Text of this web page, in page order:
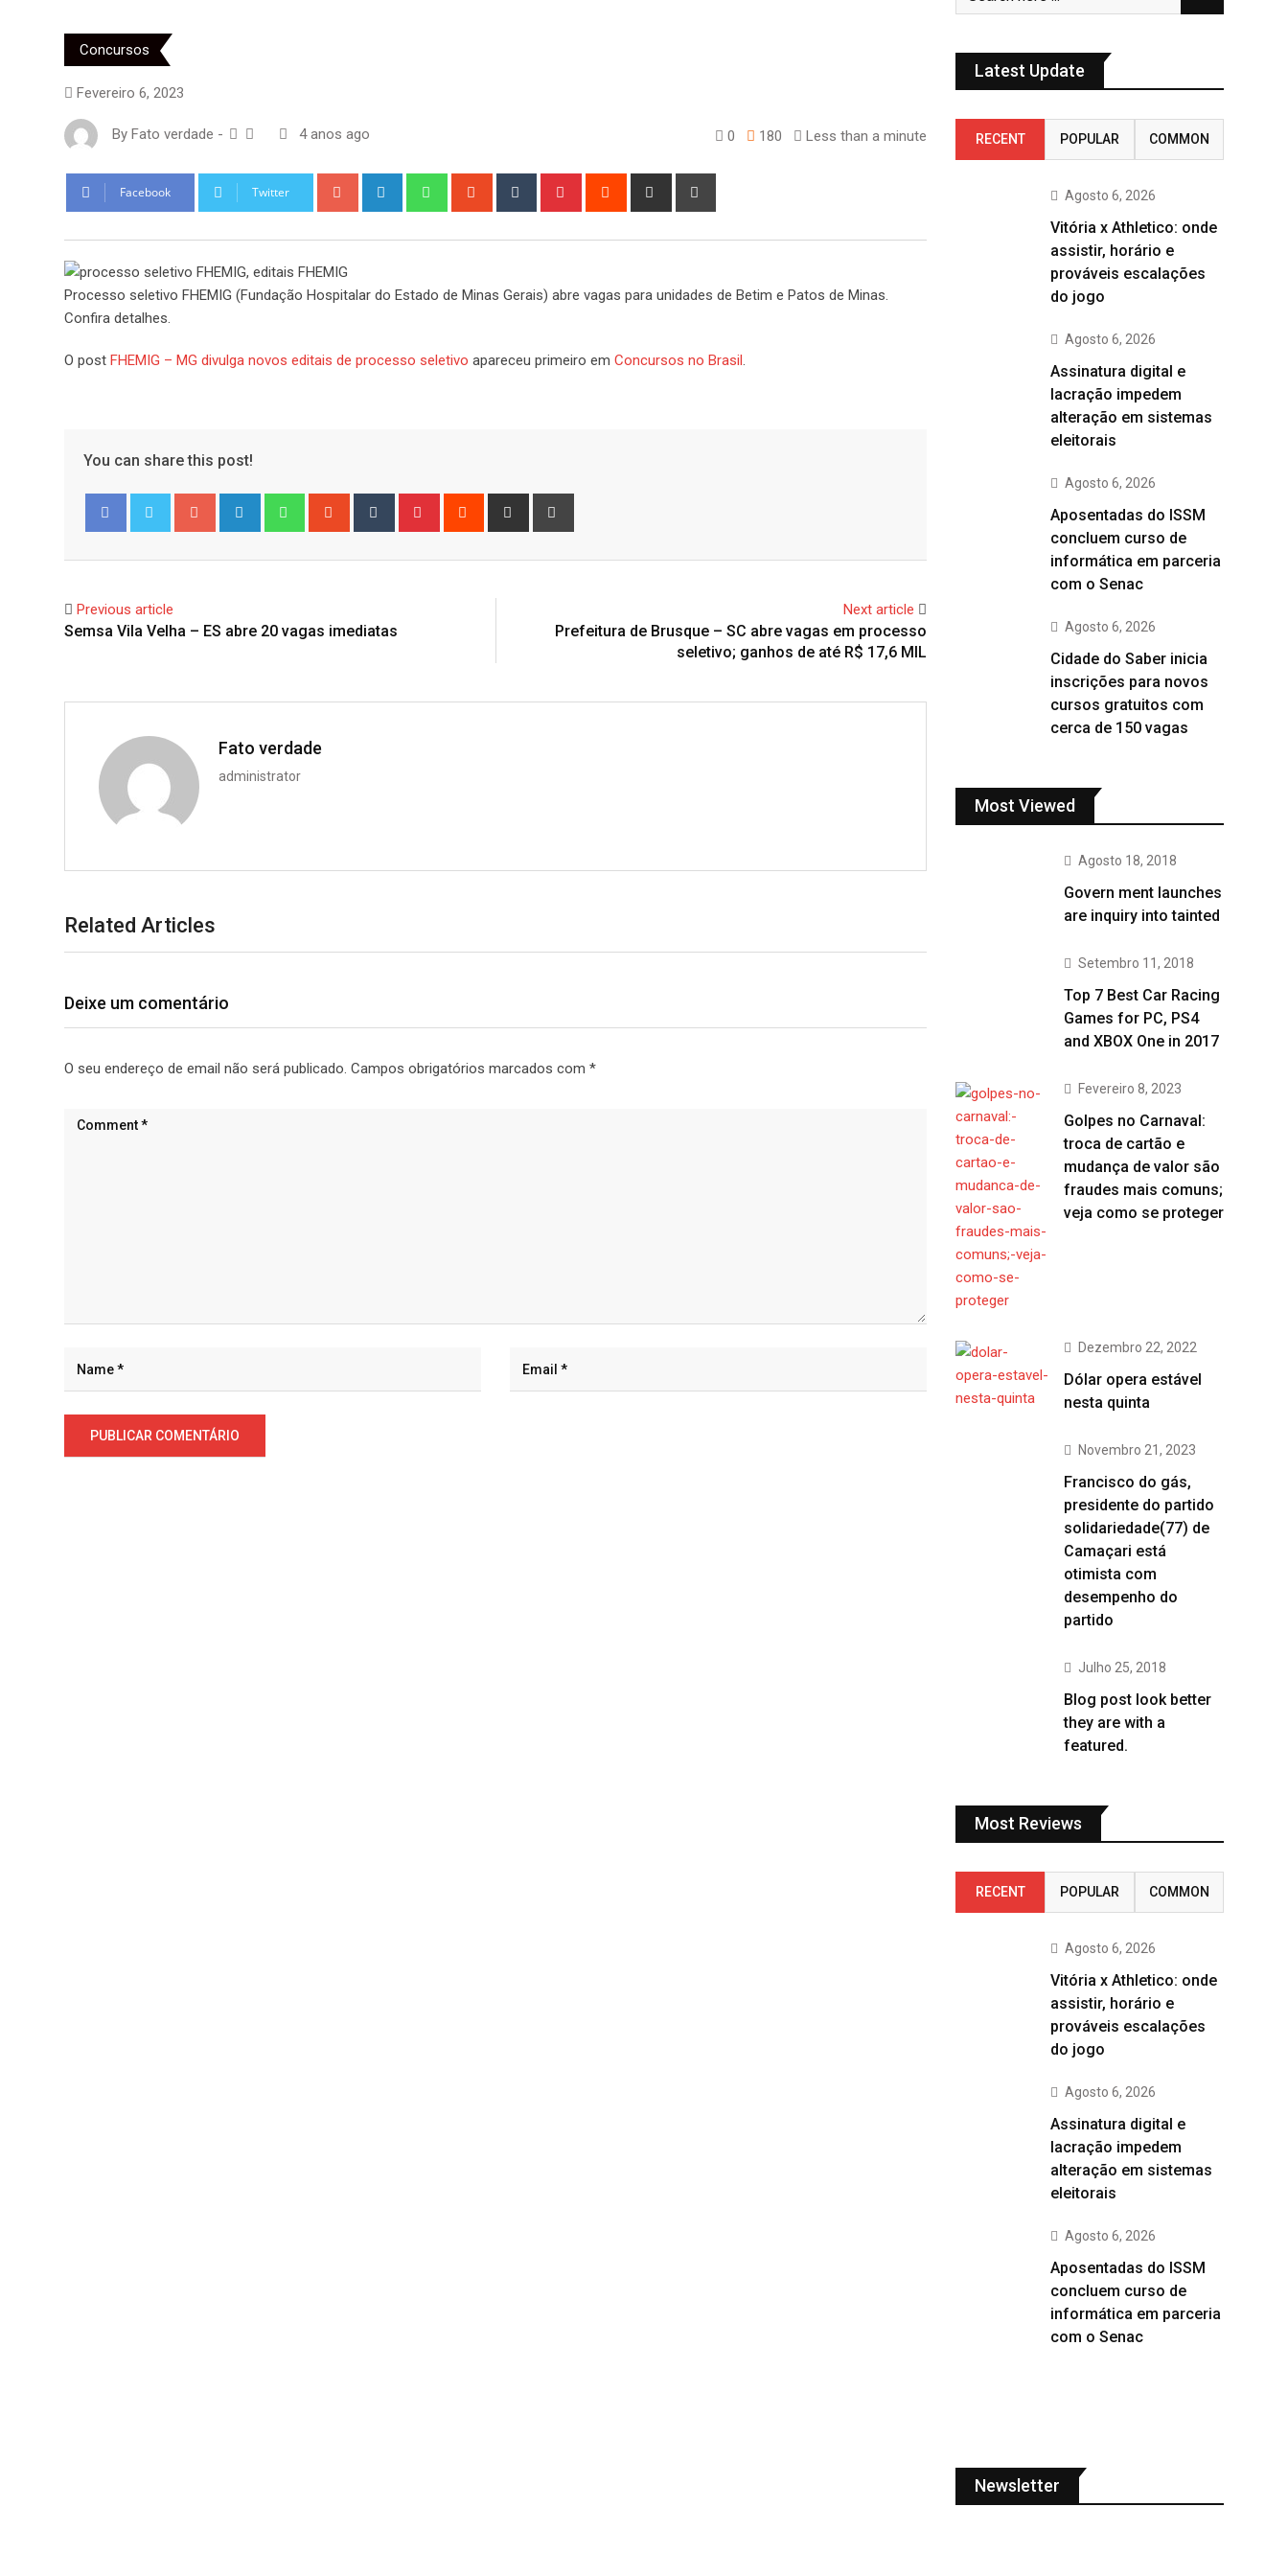
Concursos
Fevereiro 6, 2023
By Fato verdade - 4 anos ago 0 180 Less than a minute
Facebook Twitter Google+ LinkedIn WhatsappStumbleUpon
Tumblr Pinterest Reddit
Share
Processo seletivo FHEMIG (Fundação Hospitalar do Estado de Minas Gerais) abre vagas para unidades de Betim e Patos de Minas.
Confira detalhes.
O post FHEMIG – MG divulga novos editais de processo seletivo apareceu primeiro em Concursos no Brasil.
You can share this post!
Google+ LinkedIn WhatsappStumbleUpon
Tumblr Pinterest Reddit
Share
Previous article
Semsa Vila Velha – ES abre 20 vagas imediatas
Next article
Prefeitura de Brusque – SC abre vagas em processo
seletivo; ganhos de até R$ 17,6 MIL
Fato verdade
administrator
Related Articles
Deixe um comentário
O seu endereço de email não será publicado. Campos obrigatórios marcados com *
Latest Update
RECENT POPULAR COMMON
Agosto 6, 2026
Vitória x Athletico: onde
assistir, horário e
prováveis escalações
do jogo
Agosto 6, 2026
Assinatura digital e
lacração impedem
alteração em sistemas
eleitorais
Agosto 6, 2026
Aposentadas do ISSM
concluem curso de
informática em parceria
com o Senac
Agosto 6, 2026
Cidade do Saber inicia
inscrições para novos
cursos gratuitos com
cerca de 150 vagas
Most Viewed
Agosto 18, 2018
Govern ment launches
are inquiry into tainted
Setembro 11, 2018
Top 7 Best Car Racing
Games for PC, PS4
and XBOX One in 2017
Fevereiro 8, 2023
Golpes no Carnaval:
troca de cartão e
mudança de valor são
fraudes mais comuns;
veja como se proteger
Dezembro 22, 2022
Dólar opera estável
nesta quinta
Novembro 21, 2023
Francisco do gás,
presidente do partido
solidariedade(77) de
Camaçari está
otimista com
desempenho do
partido
Julho 25, 2018
Blog post look better
they are with a
featured.
Most Reviews
RECENT POPULAR COMMON
Agosto 6, 2026
Vitória x Athletico: onde
assistir, horário e
prováveis escalações
do jogo
Agosto 6, 2026
Assinatura digital e
lacração impedem
alteração em sistemas
eleitorais
Agosto 6, 2026
Aposentadas do ISSM
concluem curso de
informática em parceria
com o Senac
Newsletter